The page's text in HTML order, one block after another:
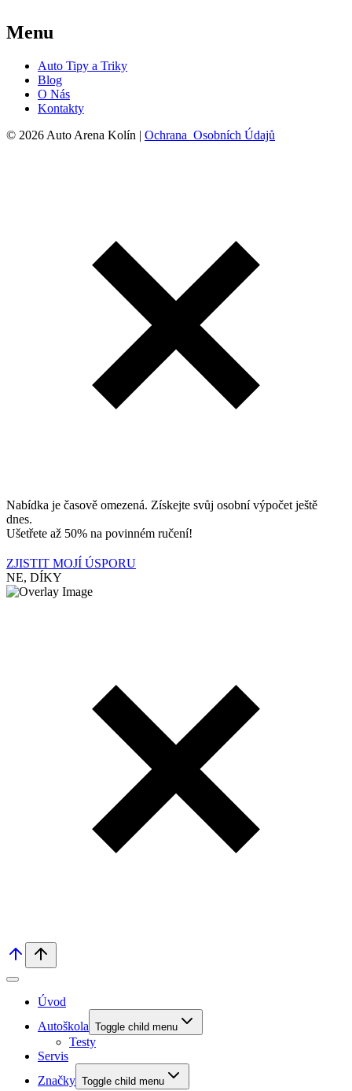
Menu
Auto Tipy a Triky
Blog
O Nás
Kontakty
© 2026 Auto Arena Kolín | Ochrana Osobních Údajů
Nabídka je časově omezená. Získejte svůj osobní výpočet ještě
dnes.
Ušetřete až 50% na povinném ručení!
ZJISTIT MOJÍ ÚSPORU
NE, DÍKY
Úvod
Autoškola Toggle child menu
Testy
Servis
Značky Toggle child menu